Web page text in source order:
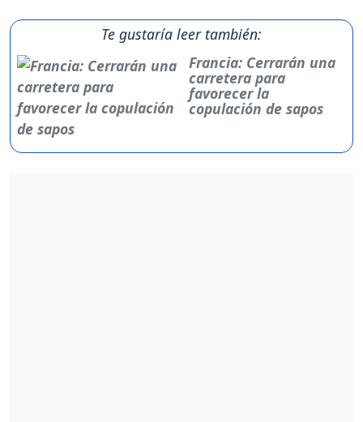
Te gustaría leer también:
Francia: Cerrarán una
carretera para
favorecer la
copulación de sapos